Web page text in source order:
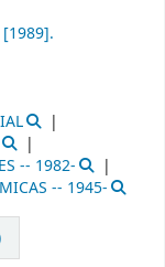
[1989].
-- 1982-
-- 1945-